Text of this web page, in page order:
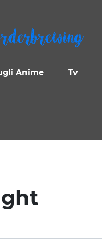
Anime Tv